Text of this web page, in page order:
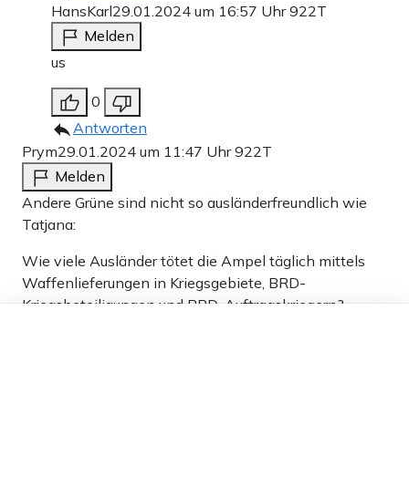
HansKarl29.01.2024 um 16:57 Uhr922T
Melden
us
0
Antworten
Prym29.01.2024 um 11:47 Uhr922T
Melden
Andere Grüne sind nicht so ausländerfreundlich wie
Tatjana:
Wie viele Ausländer tötet die Ampel täglich mittels
Waffenlieferungen in Kriegsgebiete, BRD-
Kriegsbeteiligungen und BRD-Auftragskriegern?